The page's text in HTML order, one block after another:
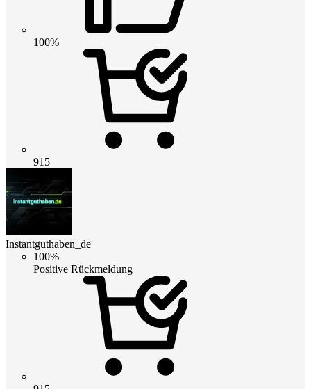
100%
915
Instantguthaben_de
100%
Positive Rückmeldung